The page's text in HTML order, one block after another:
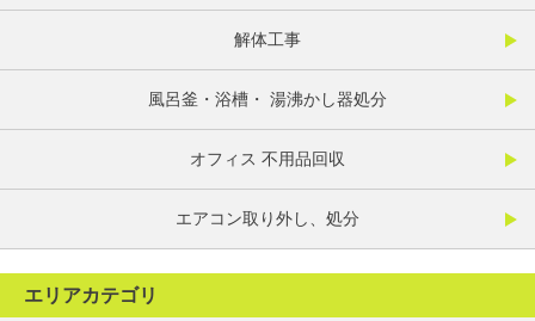
解体工事
風呂釜・浴槽・ 湯沸かし器処分
オフィス 不用品回収
エアコン取り外し、処分
エリアカテゴリ